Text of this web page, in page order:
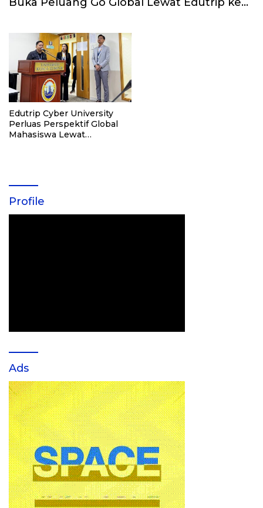
Buka Peluang Go Global Lewat Edutrip ke
Edutrip Cyber University
Perluas Perspektif Global
Mahasiswa Lewat
Profile
Ads